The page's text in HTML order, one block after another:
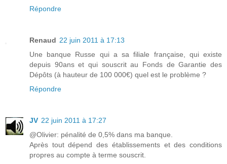
Répondre
Renaud 22 juin 2011 à 17:13
Une banque Russe qui a sa filiale française, qui existe
depuis 90ans et qui souscrit au Fonds de Garantie des
Dépôts (à hauteur de 100 000€) quel est le problème ?
Répondre
JV 22 juin 2011 à 17:27
@Olivier: pénalité de 0,5% dans ma banque.
Après tout dépend des établissements et des conditions
propres au compte à terme souscrit.